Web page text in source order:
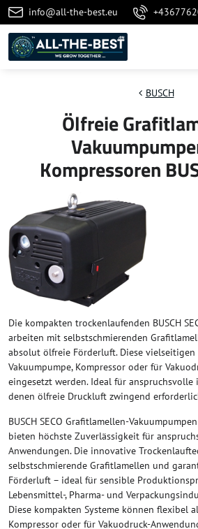
info@all-the-best.eu
BUSCH
Ölfreie
Kompressoren
Die kompakten trockenlaufenden BUSCH
arbeiten mit selbstschmierenden
absolut ölfreie Förderluft. Diese vielseitigen
Vakuumpumpe, Kompressor oder für
eingesetzt werden. Ideal für anspruchsvolle
denen ölfreie Druckluft zwingend
BUSCH SECO Grafitlamellen-
bieten höchste Zuverlässigkeit für
Anwendungen. Die innovative
selbstschmierende Grafitlamellen und
Förderluft – ideal für sensible
Lebensmittel-, Pharma- und
Diese kompakten Systeme können flexibel
Kompressor oder für Vakuodruck-